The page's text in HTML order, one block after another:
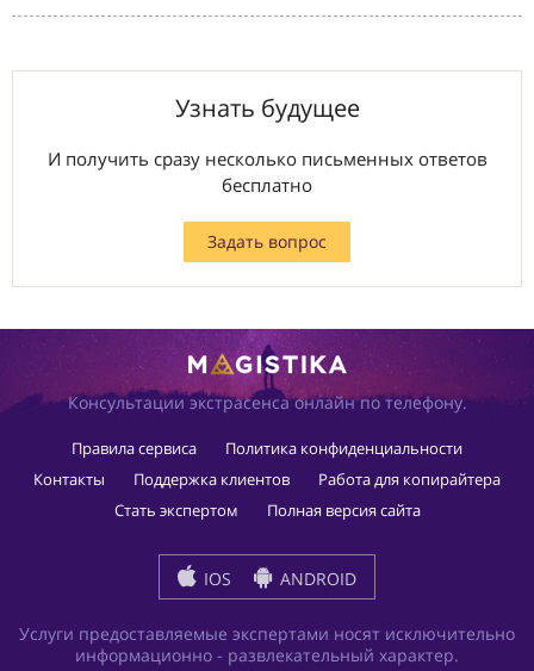
Узнать будущее
И получить сразу несколько письменных ответов
бесплатно
Задать вопрос
Консультации экстрасенса онлайн по телефону.
Правила сервиса
Политика конфиденциальности
Контакты
Поддержка клиентов
Работа для копирайтера
Стать экспертом
Полная версия сайта
IOS ANDROID
Услуги предоставляемые экспертами носят исключительно
информационно - развлекательный характер.